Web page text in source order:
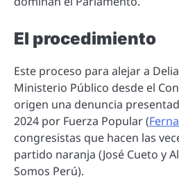
El procedimiento
Este proceso para alejar a
Ministerio Público desde el
origen una denuncia
2024 por Fuerza Popular (
congresistas que hacen las
partido naranja (José Cueto y
Somos Perú).